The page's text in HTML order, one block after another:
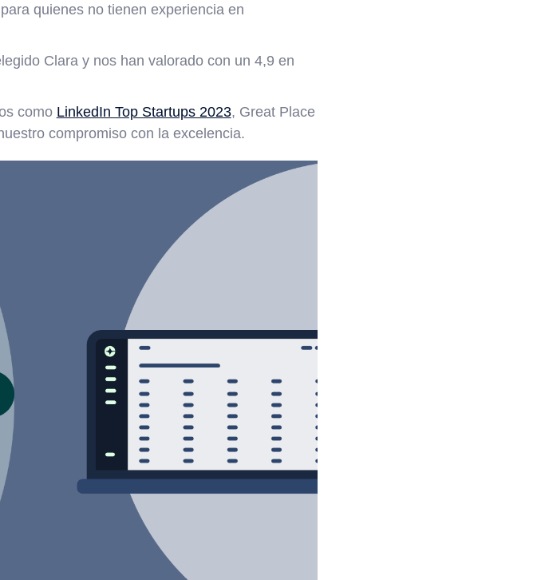
quienes no tienen experiencia en
Clara y nos han valorado con un 4,9 en
como LinkedIn Top Startups 2023, Great Place
compromiso con la excelencia.